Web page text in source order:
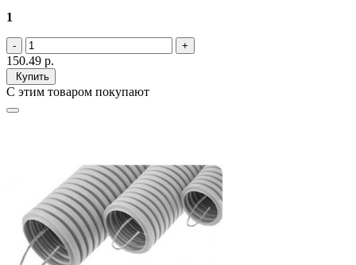
1
150.49 р.
Купить
С этим товаром покупают